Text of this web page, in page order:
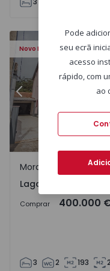
Novo Preço
do Rosário) -
Moradia T3 Lagoa
Anterior
Lagoa (Nossa
Moradia
Comprar 400.000
3 2 193
Pode
seu ecrã
acesso
rápido, com
ao